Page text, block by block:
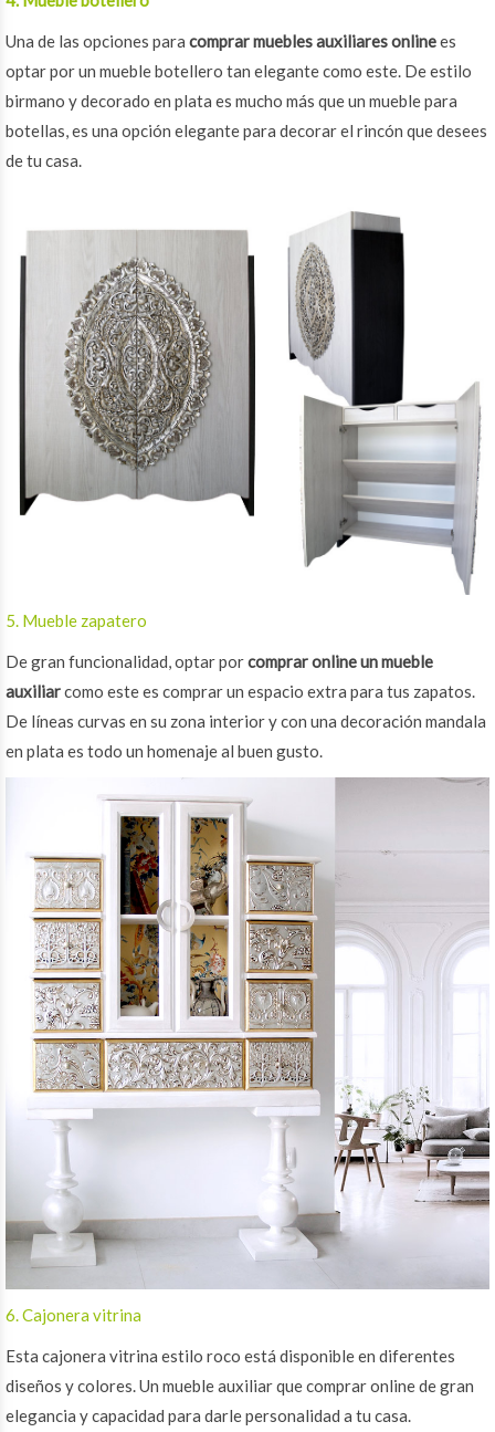
Una de las opciones para comprar muebles auxiliares onlinees
optar por un mueble botellero tan elegante como este. De estilo
birmano y decorado en plata es mucho más que un mueble para
botellas, es una opción elegante para decorar el rincón que desees
de tu casa.
5. Mueble zapatero
De gran funcionalidad, optar porcomprar online un mueble
auxiliarcomo este es comprar un espacio extra para tus zapatos.
De líneas curvas en su zona interior y con una decoración mandala
en plata es todo un homenaje al buen gusto.
6. Cajonera vitrina
Esta cajonera vitrina estilo roco está disponible en diferentes
diseños y colores. Un mueble auxiliar que comprar online de gran
elegancia y capacidad para darle personalidad a tu casa.